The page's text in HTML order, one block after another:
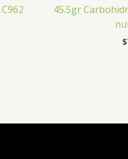
45.5gr
$